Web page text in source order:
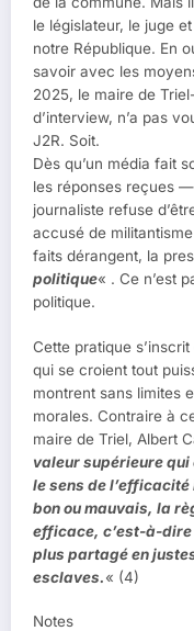
le législateur, le juge
notre République. En
savoir avec les
2025, le maire de
d’interview, n’a pas
J2R. Soit.
Dès qu’un média fait
les réponses reçues
journaliste refuse
accusé de
faits dérangent, la
politique« . Ce n’est
politique.
Cette pratique
qui se croient tout
montrent sans limites
morales. Contraire à
maire de Triel, Albert
valeur supérieure qui
le sens de
bon ou mauvais, la
efficace, c’est-à-dire
plus partagé en
esclaves.« (4)
Notes